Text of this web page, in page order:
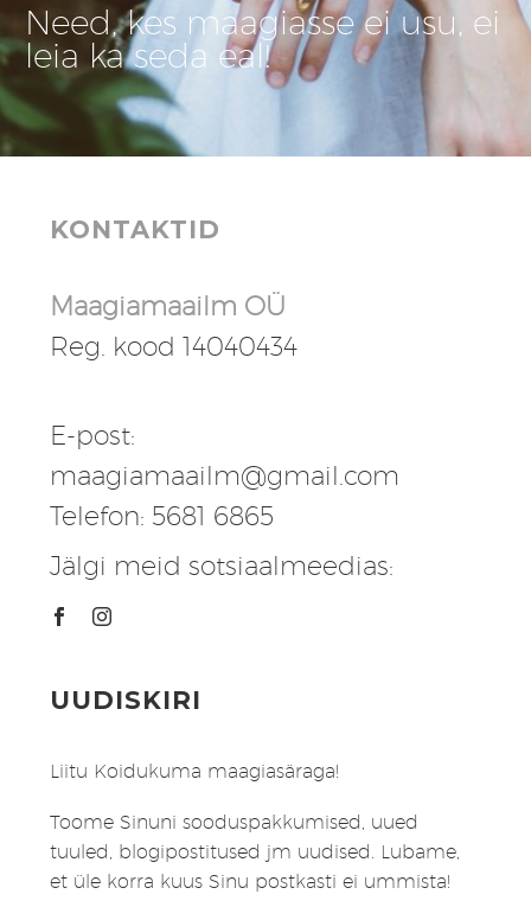
Need, kes maagiasse ei usu, ei
leia ka seda eal!
KONTAKTID
Maagiamaailm OÜ
Reg. kood 14040434
E-post:
maagiamaailm@gmail.com
Telefon: 5681 6865
Jälgi meid sotsiaalmeedias:
UUDISKIRI
Liitu Koidukuma maagiasäraga!
Toome Sinuni sooduspakkumised, uued
tuuled, blogipostitused jm uudised. Lubame,
et üle korra kuus Sinu postkasti ei ummista!